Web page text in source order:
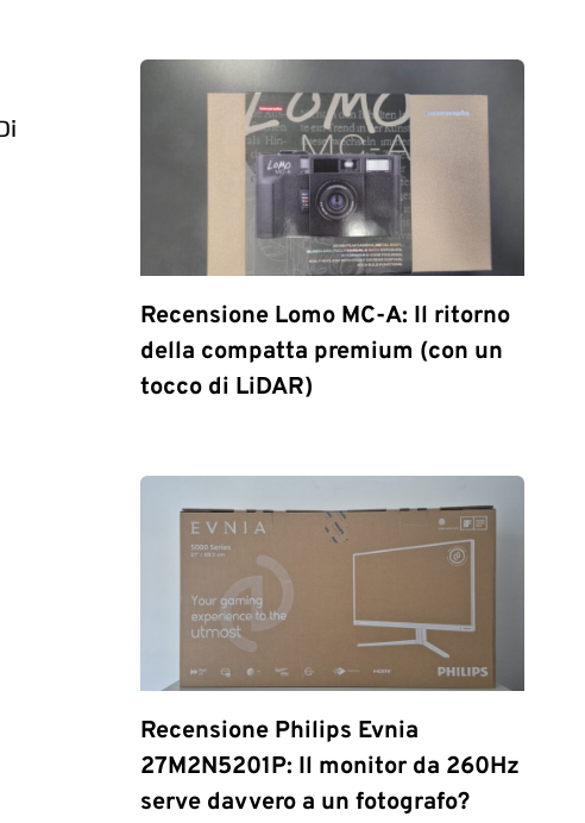
Recensione Lomo MC-A: Il ritorno
della compatta premium (con un
tocco di LiDAR)
Recensione Philips Evnia
27M2N5201P: Il monitor da 260Hz
serve davvero a un fotografo?